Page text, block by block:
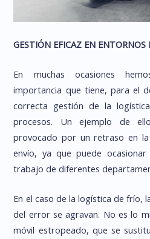
GESTIÓN EFICAZ EN ENTORNOS
En muchas ocasiones
importancia que tiene, para el
correcta gestión de la
procesos. Un ejemplo de
provocado por un retraso en
envío, ya que puede
trabajo de diferentes
En el caso de la logística de frío,
del error se agravan. No es lo
móvil estropeado, que se